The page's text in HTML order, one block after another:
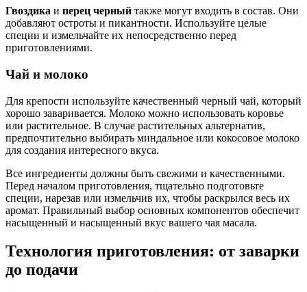
Гвоздика и перец черный также могут входить в состав. Они
добавляют остроты и пикантности. Используйте целые
специи и измельчайте их непосредственно перед
приготовлениями.
Чай и молоко
Для крепости используйте качественный черный чай, который
хорошо заваривается. Молоко можно использовать коровье
или растительное. В случае растительных альтернатив,
предпочтительно выбирать миндальное или кокосовое молоко
для создания интересного вкуса.
Все ингредиенты должны быть свежими и качественными.
Перед началом приготовления, тщательно подготовьте
специи, нарезав или измельчив их, чтобы раскрылся весь их
аромат. Правильный выбор основных компонентов обеспечит
насыщенный и насыщенный вкус вашего чая масала.
Технология приготовления: от заварки
до подачи